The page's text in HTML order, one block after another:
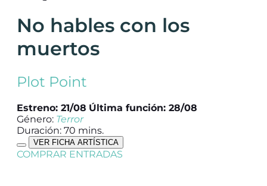
No hables con los
muertos
Plot Point
Estreno: 21/08 Última función: 28/08
Género: Terror
Duración: 70 mins.
VER FICHA ARTÍSTICA
COMPRAR ENTRADAS